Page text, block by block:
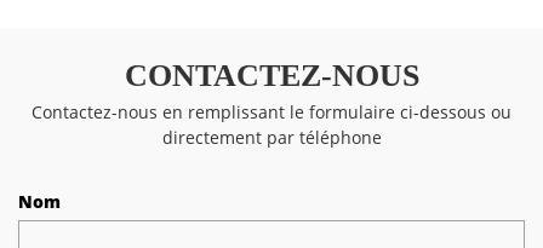
CONTACTEZ-NOUS
Contactez-nous en remplissant le formulaire ci-dessous ou
directement par téléphone
Nom